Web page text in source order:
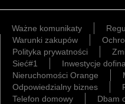
Ważne komunikaty
Warunki zakupów
Polityka prywatności
Sieć#1
Inwestycje
Nieruchomości Orange
Odpowiedzialny biznes
Telefon domowy
Dbam